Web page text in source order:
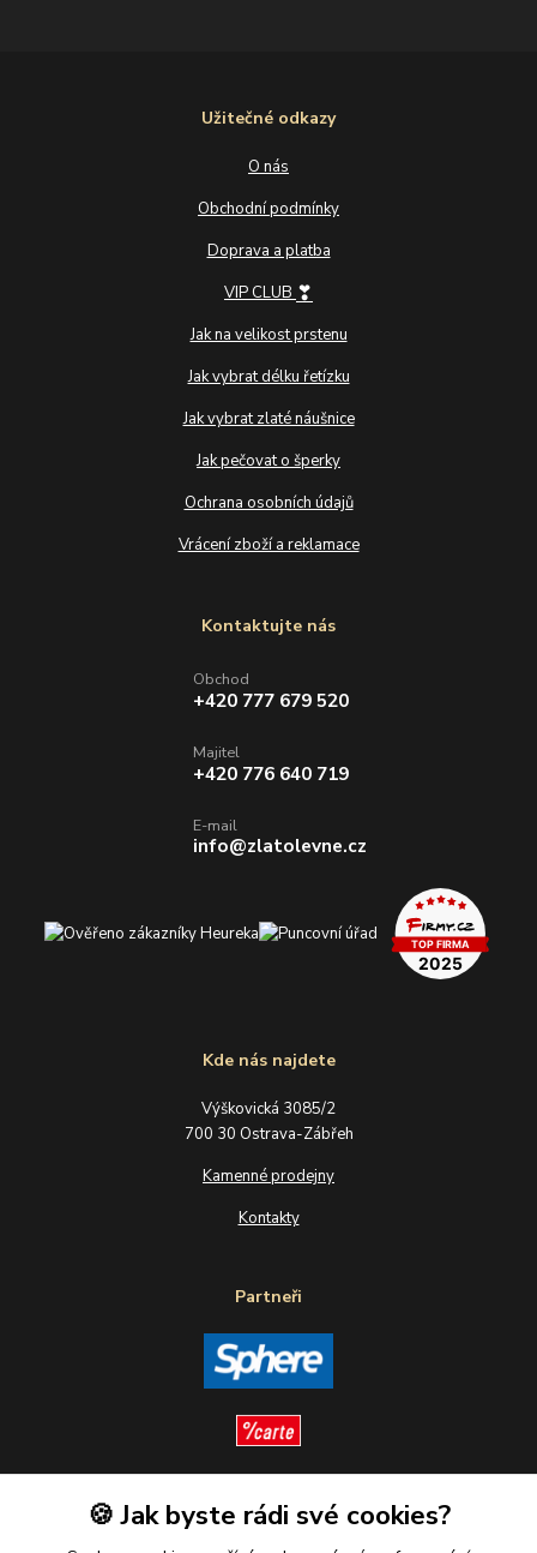
Užitečné odkazy
O nás
Obchodní podmínky
Doprava a platba
VIP CLUB ❣
Jak na velikost prstenu
Jak vybrat délku řetízku
Jak vybrat zlaté náušnice
Jak pečovat o šperky
Ochrana osobních údajů
Vrácení zboží a reklamace
Kde nás najdete
Výškovická 3085/2
700 30 Ostrava-Zábřeh
Kamenné prodejny
Kontakty
Partneři
Sledujte nás
Kontaktujte nás
Obchod
+420 777 679 520
Majitel
+420 776 640 719
E-mail
info@zlatolevne.cz
🍪 Jak byste rádi své cookies?